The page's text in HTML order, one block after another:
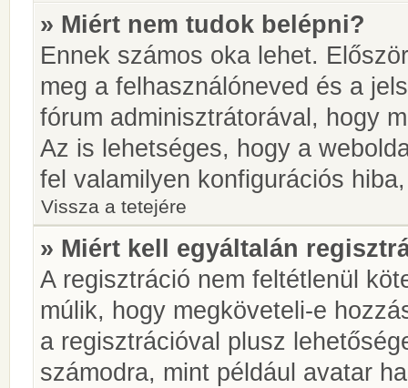
» Miért nem tudok belépni?
Ennek számos oka lehet.
meg a felhasználóneved és a
fórum adminisztrátorával, hogy
Az is lehetséges, hogy a
fel valamilyen konfigurációs
Vissza a tetejére
» Miért kell egyáltalán
A regisztráció nem feltétlenül
múlik, hogy megköveteli-e
a regisztrációval plusz
számodra, mint például avatar